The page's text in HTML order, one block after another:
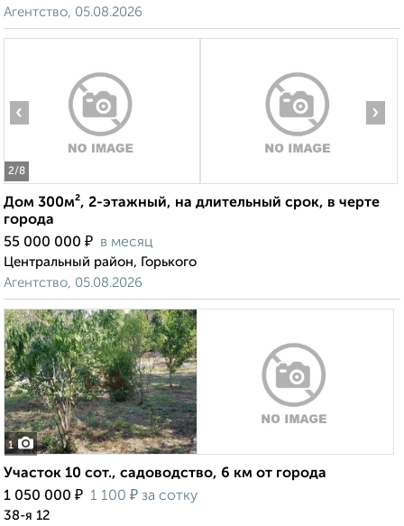
Агентство, 05.08.2026
2/8
‹ ›
Дом 300м², 2-этажный, на длительный срок, в черте
города
55 000 000 ₽ в месяц
Центральный район, Горького
Агентство, 05.08.2026
1
Участок 10 сот., садоводство, 6 км от города
1 050 000 ₽ 1 100 ₽ за сотку
38-я 12